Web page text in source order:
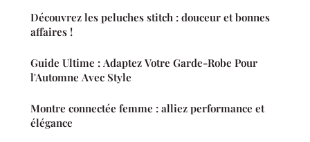
Découvrez les peluches stitch : douceur et bonnes
affaires !
Guide Ultime : Adaptez Votre Garde-Robe Pour
l'Automne Avec Style
Montre connectée femme : alliez performance et
élégance